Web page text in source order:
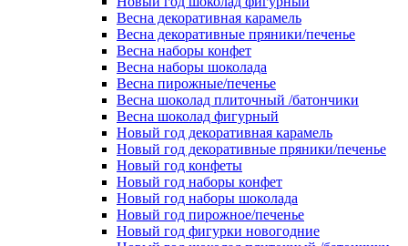
Весна декоративная карамель
Весна декоративные пряники/печенье
Весна наборы конфет
Весна наборы шоколада
Весна пирожные/печенье
Весна шоколад плиточный /батончики
Весна шоколад фигурный
Новый год декоративная карамель
Новый год декоративные пряники/печенье
Новый год конфеты
Новый год наборы конфет
Новый год наборы шоколада
Новый год пирожное/печенье
Новый год фигурки новогодние